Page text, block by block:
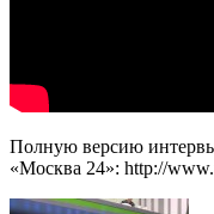
Полную версию
«Москва 24»: http://